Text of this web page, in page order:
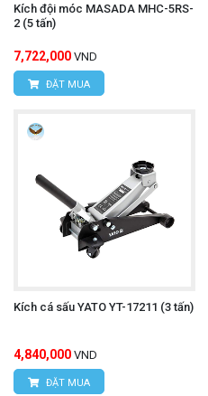
Kích đội móc MASADA MHC-5RS-
2 (5 tấn)
7,722,000 VND
ĐẶT MUA
Kích cá sấu YATO YT-17211 (3 tấn)
4,840,000 VND
ĐẶT MUA